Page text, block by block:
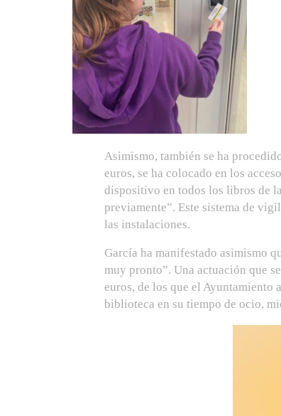
Asimismo, también se ha
euros, se ha colocado en los
dispositivo en todos los libros de
previamente”. Este sistema de
las instalaciones.
García ha manifestado asimismo
muy pronto”. Una actuación que
euros, de los que el Ayuntamiento
biblioteca en su tiempo de ocio,